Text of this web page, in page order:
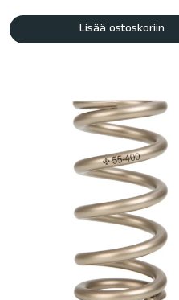
Lisää ostoskoriin